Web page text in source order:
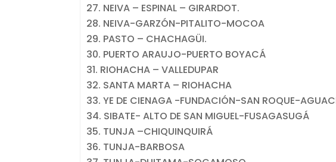
NEIVA – ESPINAL – GIRARDOT.
NEIVA-GARZÓN-PITALITO-MOCOA
PASTO – CHACHAGÜI.
PUERTO ARAUJO-PUERTO BOYACÁ
RIOHACHA – VALLEDUPAR
SANTA MARTA – RIOHACHA
YE DE CIENAGA -FUNDACIÓN-SAN ROQUE-
SIBATE- ALTO DE SAN MIGUEL-FUSAGASUGÁ
TUNJA –CHIQUINQUIRÁ
TUNJA-BARBOSA